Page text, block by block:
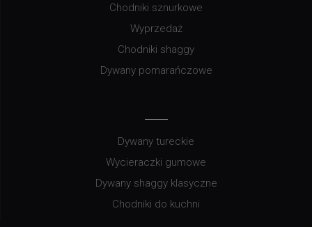
Chodniki sznurkowe
Wyprzedaż
Chodniki shaggy
Dywany pomarańczowe
Dywany tureckie
Wycieraczki gumowe
Dywany shaggy klasyczne
Chodniki do kuchni